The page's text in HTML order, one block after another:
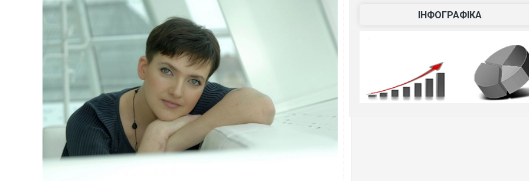
ІНФОГРАФІКА